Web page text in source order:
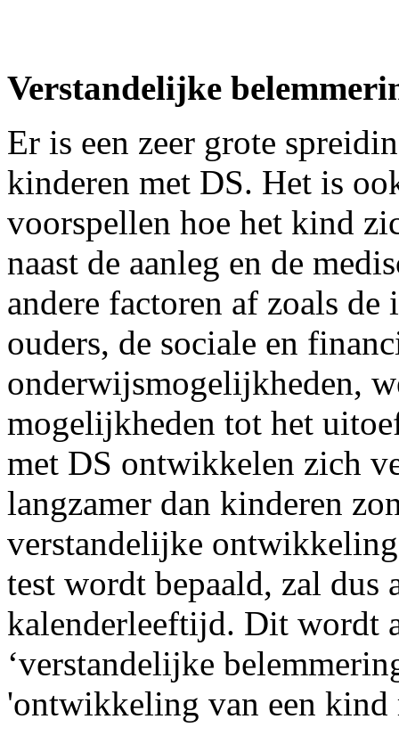
Verstandelijke
Er is een zeer grote
kinderen met DS. Het is
voorspellen hoe het kind
naast de aanleg en de
andere factoren af zoals
ouders, de sociale en
onderwijsmogelijkheden,
mogelijkheden tot het
met DS ontwikkelen zich
langzamer dan kinderen
verstandelijke
test wordt bepaald, zal dus
kalenderleeftijd. Dit wordt
‘verstandelijke
'ontwikkeling van een kind